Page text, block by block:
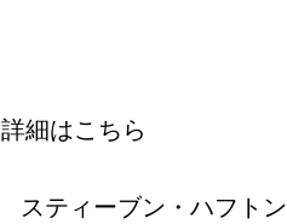
詳細はこちら
スティーブン・ハフトン